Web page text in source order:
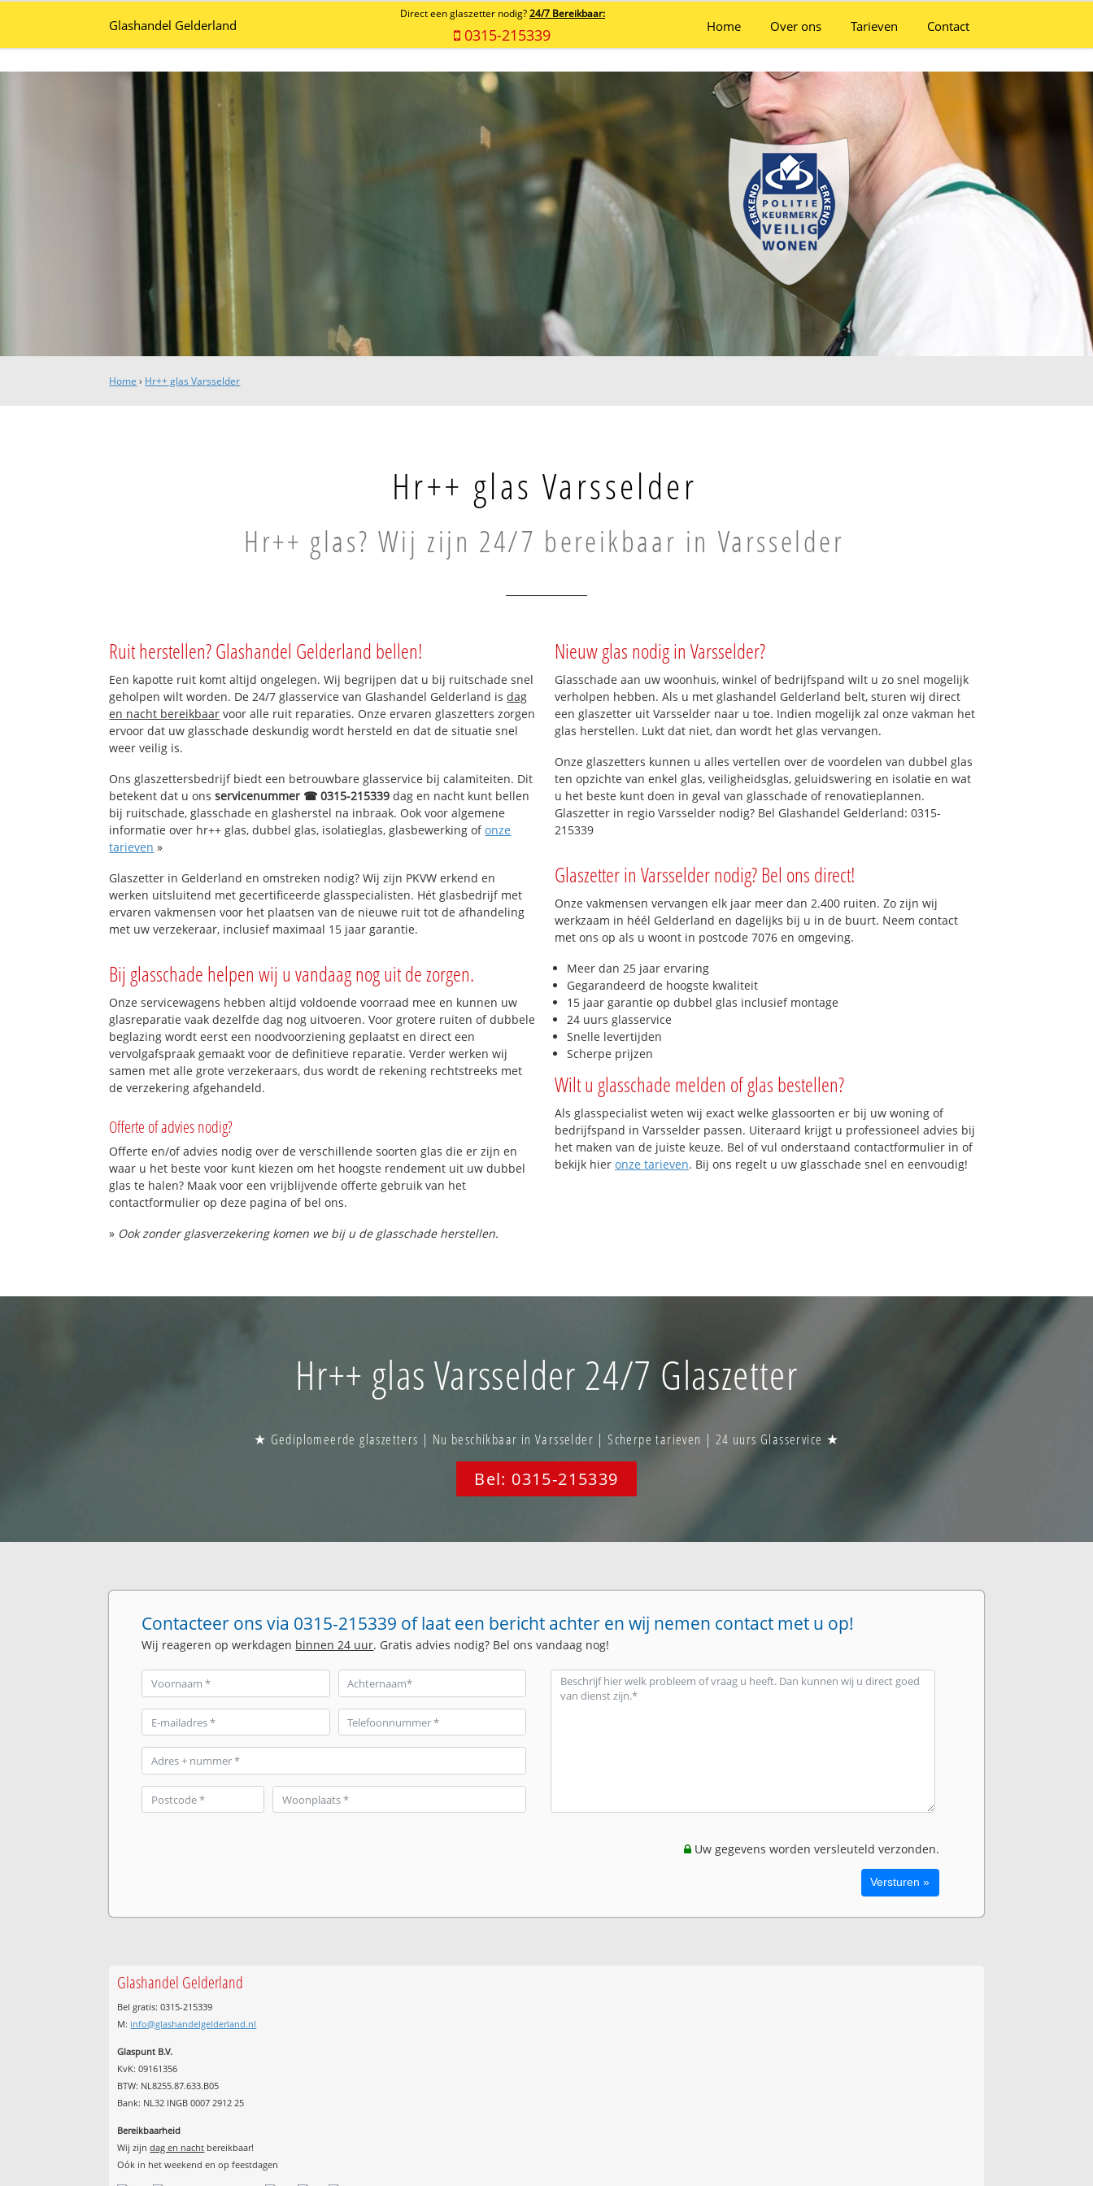
Glashandel Gelderland
Direct een glaszetter nodig? 24/7 Bereikbaar:
0315-215339 Home Over ons Tarieven Contact
Home › Hr++ glas Varsselder
Hr++ glas Varsselder
Hr++ glas? Wij zijn 24/7 bereikbaar in Varsselder
Ruit herstellen? Glashandel Gelderland bellen!
Een kapotte ruit komt altijd ongelegen. Wij begrijpen dat u bij ruitschade snel
geholpen wilt worden. De 24/7 glasservice van Glashandel Gelderland isdag
en nacht bereikbaar voor alle ruit reparaties. Onze ervaren glaszetters zorgen
ervoor dat uw glasschade deskundig wordt hersteld en dat de situatie snel
weer veilig is.
Ons glaszettersbedrijf biedt een betrouwbare glasservice bij calamiteiten. Dit
betekent dat u onsservicenummer ☎ 0315-215339 dag en nacht kunt bellen
bij ruitschade, glasschade en glasherstel na inbraak. Ook voor algemene
informatie over hr++ glas, dubbel glas, isolatieglas, glasbewerking ofonze
tarieven »
Glaszetter in Gelderland en omstreken nodig? Wij zijn PKVW erkend en
werken uitsluitend met gecertificeerde glasspecialisten. Hét glasbedrijf met
ervaren vakmensen voor het plaatsen van de nieuwe ruit tot de afhandeling
met uw verzekeraar, inclusief maximaal 15 jaar garantie.
Bij glasschade helpen wij u vandaag nog uit de zorgen.
Onze servicewagens hebben altijd voldoende voorraad mee en kunnen uw
glasreparatie vaak dezelfde dag nog uitvoeren. Voor grotere ruiten of dubbele
beglazing wordt eerst een noodvoorziening geplaatst en direct een
vervolgafspraak gemaakt voor de definitieve reparatie. Verder werken wij
samen met alle grote verzekeraars, dus wordt de rekening rechtstreeks met
de verzekering afgehandeld.
Offerte of advies nodig?
Offerte en/of advies nodig over de verschillende soorten glas die er zijn en
waar u het beste voor kunt kiezen om het hoogste rendement uit uw dubbel
glas te halen? Maak voor een vrijblijvende offerte gebruik van het
contactformulier op deze pagina of bel ons.
» Ook zonder glasverzekering komen we bij u de glasschade herstellen.
Nieuw glas nodig in Varsselder?
Glasschade aan uw woonhuis, winkel of bedrijfspand wilt u zo snel mogelijk
verholpen hebben. Als u met glashandel Gelderland belt, sturen wij direct
een glaszetter uit Varsselder naar u toe. Indien mogelijk zal onze vakman het
glas herstellen. Lukt dat niet, dan wordt het glas vervangen.
Onze glaszetters kunnen u alles vertellen over de voordelen van dubbel glas
ten opzichte van enkel glas, veiligheidsglas, geluidswering en isolatie en wat
u het beste kunt doen in geval van glasschade of renovatieplannen.
Glaszetter in regio Varsselder nodig? Bel Glashandel Gelderland: 0315-
215339
Glaszetter in Varsselder nodig? Bel ons direct!
Onze vakmensen vervangen elk jaar meer dan 2.400 ruiten. Zo zijn wij
werkzaam in héél Gelderland en dagelijks bij u in de buurt. Neem contact
met ons op als u woont in postcode 7076 en omgeving.
Meer dan 25 jaar ervaring
Gegarandeerd de hoogste kwaliteit
15 jaar garantie op dubbel glas inclusief montage
24 uurs glasservice
Snelle levertijden
Scherpe prijzen
Wilt u glasschade melden of glas bestellen?
Als glasspecialist weten wij exact welke glassoorten er bij uw woning of
bedrijfspand in Varsselder passen. Uiteraard krijgt u professioneel advies bij
het maken van de juiste keuze. Bel of vul onderstaand contactformulier in of
bekijk hier onze tarieven. Bij ons regelt u uw glasschade snel en eenvoudig!
Hr++ glas Varsselder 24/7 Glaszetter
★ Gediplomeerde glaszetters | Nu beschikbaar in Varsselder | Scherpe tarieven | 24 uurs Glasservice ★
Bel: 0315-215339
Contacteer ons via 0315-215339 of laat een bericht achter en wij nemen contact met u op!
Wij reageren op werkdagen binnen 24 uur. Gratis advies nodig? Bel ons vandaag nog!
Uw gegevens worden versleuteld verzonden.
Glashandel Gelderland
Bel gratis: 0315-215339
M: info@glashandelgelderland.nl
Glaspunt B.V.
KvK: 09161356
BTW: NL8255.87.633.B05
Bank: NL32 INGB 0007 2912 25
Bereikbaarheid
Wij zijndag en nacht bereikbaar!
Oók in het weekend en op feestdagen